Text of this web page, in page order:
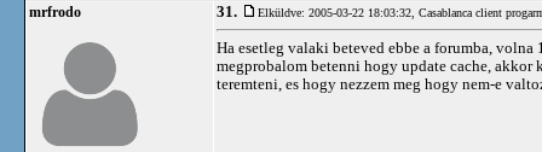
mrfrodo 31. Elküldve: 2005-03-22 18:03:32, Casablanca client
Ha esetleg valaki beteved ebbe a forumba,
megprobalom betenni hogy update cache,
teremteni, es hogy nezzem meg hogy nem-e